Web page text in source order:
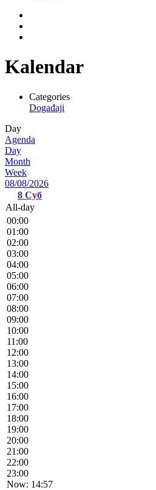
Kalendar
Categories
Događaji
Day
Agenda
Day
Month
Week
08/08/2026
8 Суб
All-day
00:00
01:00
02:00
03:00
04:00
05:00
06:00
07:00
08:00
09:00
10:00
11:00
12:00
13:00
14:00
15:00
16:00
17:00
18:00
19:00
20:00
21:00
22:00
23:00
Now: 14:57